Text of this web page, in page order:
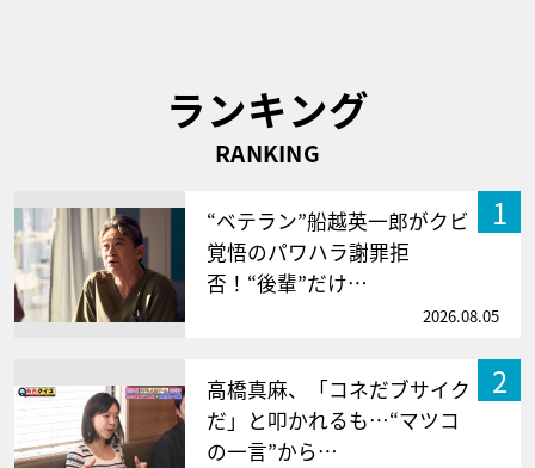
ランキング
RANKING
1
“ベテラン”船越英一郎がクビ
覚悟のパワハラ謝罪拒
否！“後輩”だけ…
2026.08.05
2
高橋真麻、「コネだブサイク
だ」と叩かれるも…“マツコ
の一言”から…